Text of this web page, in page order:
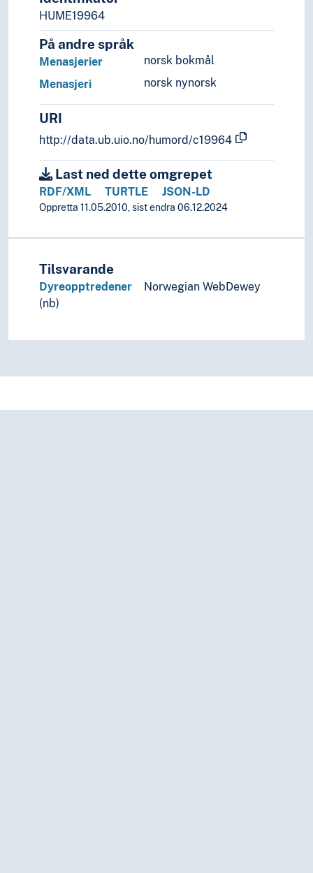
HUME19964
På andre språk
norsk bokmål
Menasjerier
norsk nynorsk
Menasjeri
URI
http://data.ub.uio.no/humord/c19964
Last ned dette omgrepet
RDF/XML TURTLE JSON-LD
Oppretta 11.05.2010, sist endra 06.12.2024
Tilsvarande
Dyreopptredener
(nb)
Norwegian WebDewey